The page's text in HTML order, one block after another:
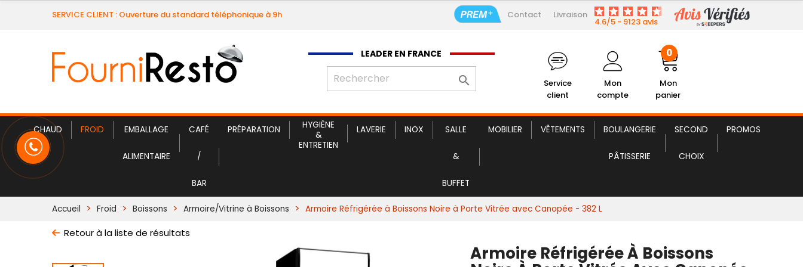
SERVICE CLIENT : Ouverture du standard téléphonique à 9h Contact Livraison
4.6/5 - 9123 avis
LEADER EN FRANCE

Service
client
Mon
compte
Mon
panier
0
CHAUD FROID EMBALLAGE
ALIMENTAIRE
CAFÉ
/
BAR
PRÉPARATION
HYGIÈNE
&
ENTRETIEN
LAVERIE INOX SALLE
&
BUFFET
MOBILIER VÊTEMENTS BOULANGERIE
PÂTISSERIE
SECOND
CHOIX
PROMOS
Armoire Réfrigérée à Boissons Noire à Porte... 630,58 € HT
Accueil Froid Boissons Armoire/Vitrine à Boissons Armoire Réfrigérée à Boissons Noire à Porte Vitrée avec Canopée - 382 L
Retour à la liste de résultats
Armoire Réfrigérée À Boissons